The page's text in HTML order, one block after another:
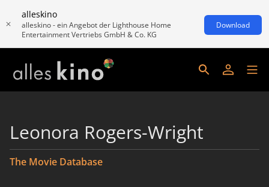
alleskino
alleskino - ein Angebot der Lighthouse Home
Entertainment Vertriebs GmbH & Co. KG
Download
Leonora Rogers-Wright
The Movie Database